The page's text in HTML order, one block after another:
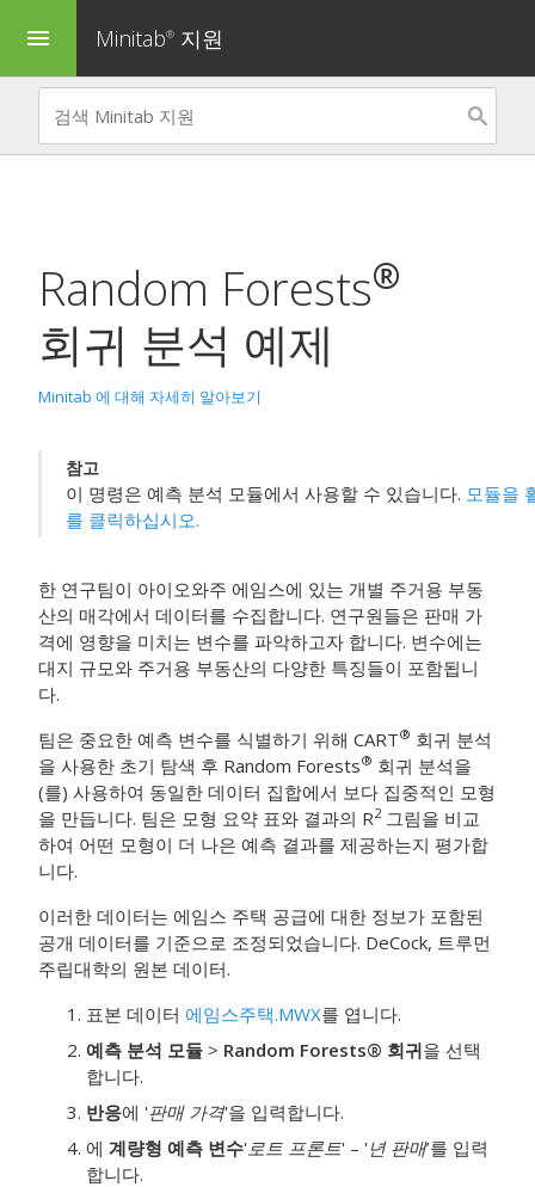
menu Minitab® 지원
Random Forests®
회귀 분석 예제
Minitab 에 대해 자세히 알아보기
참고
이 명령은 예측 분석 모듈에서 사용할 수 있습니다. 모듈을
를 클릭하십시오.
한 연구팀이 아이오와주 에임스에 있는 개별 주거용 부동
산의 매각에서 데이터를 수집합니다. 연구원들은 판매 가
격에 영향을 미치는 변수를 파악하고자 합니다. 변수에는
대지 규모와 주거용 부동산의 다양한 특징들이 포함됩니
다.
팀은 중요한 예측 변수를 식별하기 위해 CART® 회귀 분석
을 사용한 초기 탐색 후 Random Forests® 회귀 분석을
(를) 사용하여 동일한 데이터 집합에서 보다 집중적인 모형
을 만듭니다. 팀은 모형 요약 표와 결과의 R2그림을 비교
하여 어떤 모형이 더 나은 예측 결과를 제공하는지 평가합
니다.
이러한 데이터는 에임스 주택 공급에 대한 정보가 포함된
공개 데이터를 기준으로 조정되었습니다. DeCock, 트루먼
주립대학의 원본 데이터.
표본 데이터 에임스주택.MWX를 엽니다.
예측 분석 모듈 > Random Forests® 회귀을 선택
합니다.
반응에 '판매 가격'을 입력합니다.
에 계량형 예측 변수'로트 프론트' – '년 판매’를 입력
합니다.